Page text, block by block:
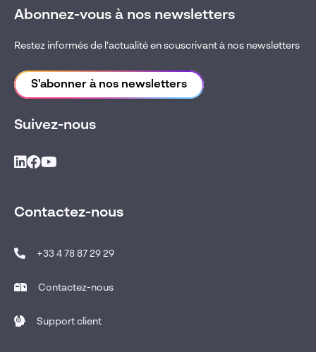
Abonnez-vous à nos newsletters
Restez informés de l’actualité en souscrivant à nos newsletters
S'abonner à nos newsletters
Suivez-nous
Contactez-nous
+33 4 78 87 29 29
Contactez-nous
Support client